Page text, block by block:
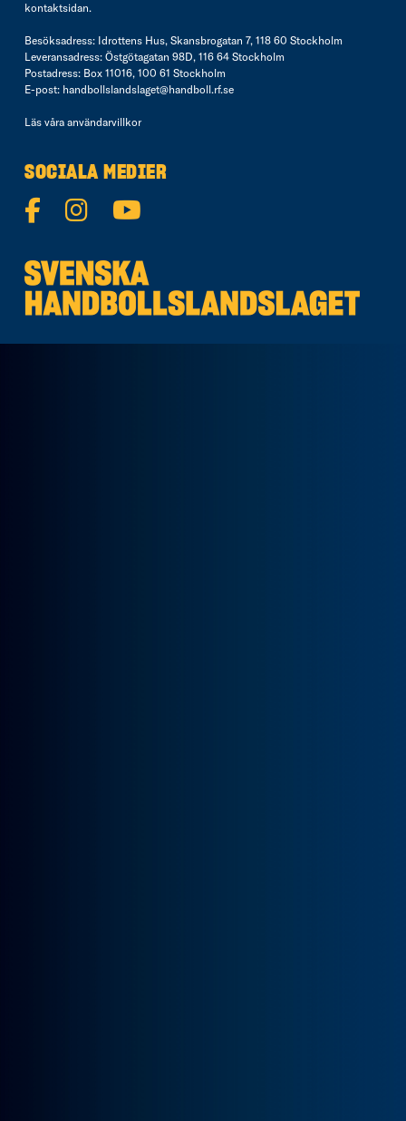
kontaktsidan.
Besöksadress: Idrottens Hus, Skansbrogatan 7, 118 60 Stockholm
Leveransadress: Östgötagatan 98D, 116 64 Stockholm
Postadress: Box 11016, 100 61 Stockholm
E-post: handbollslandslaget@handboll.rf.se
Läs våra användarvillkor
SOCIALA MEDIER